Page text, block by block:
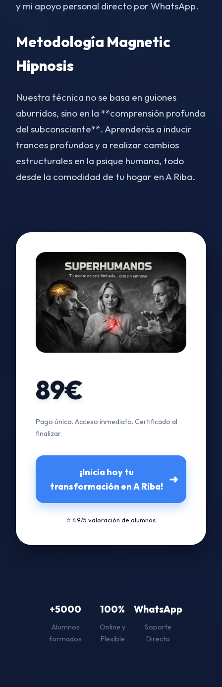
y mi apoyo personal directo por WhatsApp.
Metodología Magnetic
Hipnosis
Nuestra técnica no se basa en guiones
aburridos, sino en la **comprensión profunda
del subconsciente**. Aprenderás a inducir
trances profundos y a realizar cambios
estructurales en la psique humana, todo
desde la comodidad de tu hogar en A Riba.
89€
Pago único. Acceso inmediato. Certificado al
finalizar.
¡Inicia hoy tu
transformación en A Riba!
➜
⭐ 4.9/5 valoración de alumnos
+5000
Alumnos
formados
100%
Online y
Flexible
WhatsApp
Soporte
Directo